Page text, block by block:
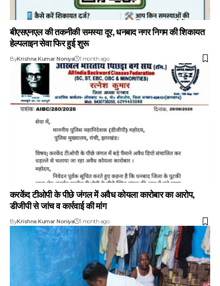
बीएसएनएल की तकनीकी समस्या दूर, धनबाद नगर निगम की शिकायत
हेल्पलाइन सेवा फिर हुई शुरू
ByKrishna Kumar Noniya 1 month ago
करकेंद टीओपी के पीछे जंगल में अवैध कोयला कारोबार का आरोप,
डीजीपी से जांच व कार्रवाई की मांग
ByKrishna Kumar Noniya 1 month ago